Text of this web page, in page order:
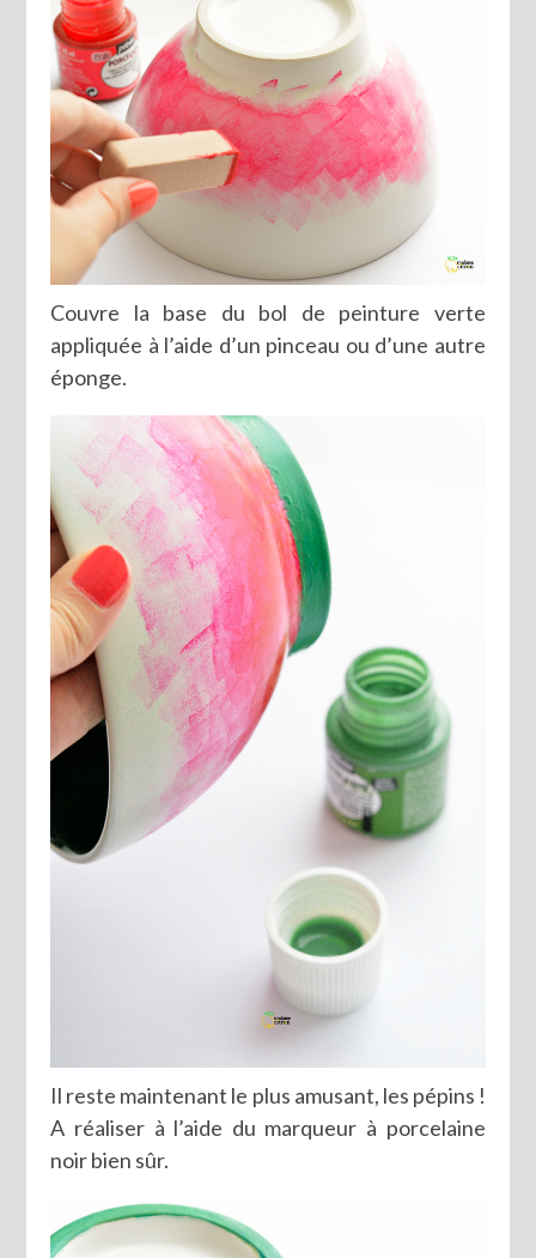
Couvre la base du bol de peinture verte
appliquée à l’aide d’un pinceau ou d’une autre
éponge.
Il reste maintenant le plus amusant, les pépins !
A réaliser à l’aide du marqueur à porcelaine
noir bien sûr.